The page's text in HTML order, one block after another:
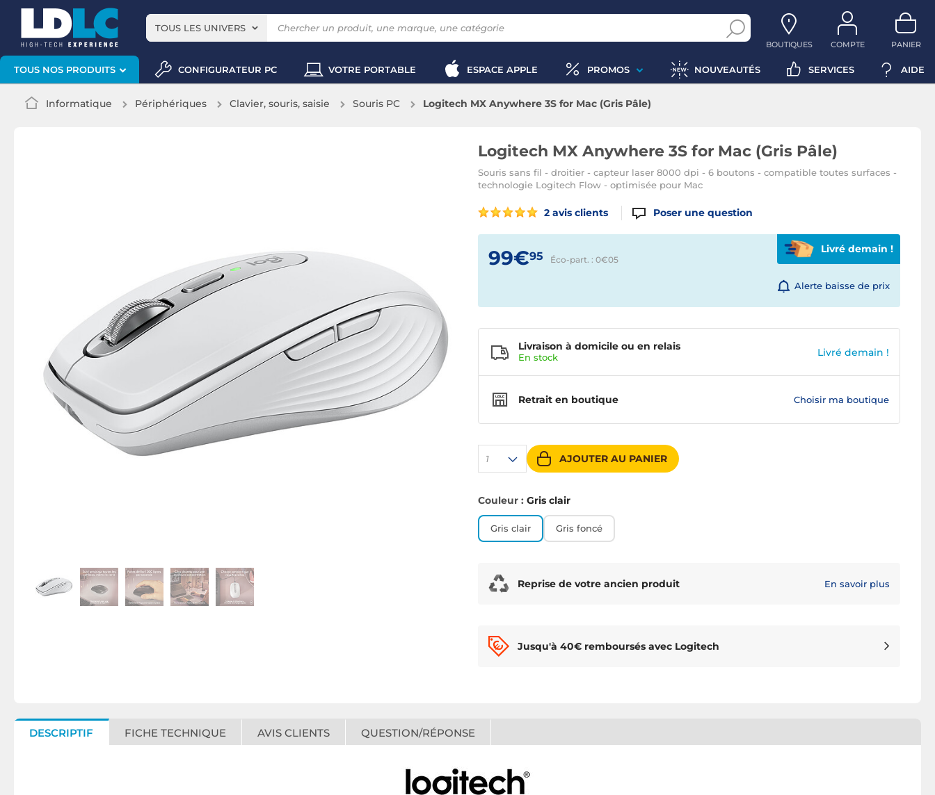
TOUS LES UNIVERS
BOUTIQUES COMPTE PANIER
TOUS NOS PRODUITS CONFIGURATEUR PC VOTRE PORTABLE ESPACE APPLE PROMOS NOUVEAUTÉS SERVICES AIDE
Informatique Périphériques Clavier, souris, saisie Souris PC Logitech MX Anywhere 3S for Mac (Gris Pâle)
Logitech MX Anywhere 3S for Mac (Gris Pâle)
Souris sans fil - droitier - capteur laser 8000 dpi - 6 boutons - compatible toutes surfaces -
technologie Logitech Flow - optimisée pour Mac
2 avis clients Poser une question
99€95 Éco-part. : 0€05
Livré demain !
Alerte baisse de prix
1 AJOUTER AU PANIER
Livraison à domicile ou en relais
En stock Livré demain !
Retrait en boutique Choisir ma boutique
Couleur : Gris clair
Gris clair Gris foncé
Reprise de votre ancien produit En savoir plus
Jusqu'à 40€ remboursés avec Logitech
DESCRIPTIF FICHE TECHNIQUE AVIS CLIENTS QUESTION/RÉPONSE